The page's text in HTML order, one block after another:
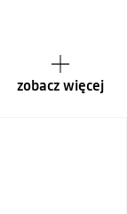
zobacz więcej